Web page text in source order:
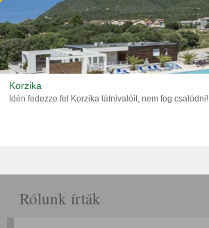
Korzika
Idén fedezze fel Korzika látnivalóit, nem fog csalódni!
Rólunk írták